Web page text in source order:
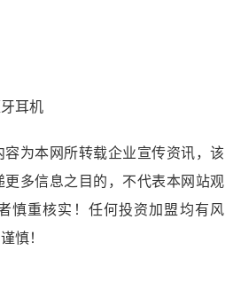
耳机
容为本网所转载企业宣传资讯，该
多信息之目的，不代表本网站观
慎重核实！任何投资加盟均有风
慎！